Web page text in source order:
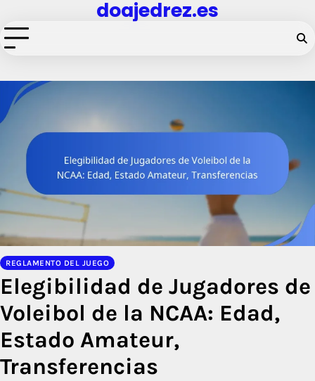
to
content
doajedrez.es
REGLAMENTO DEL JUEGO
Elegibilidad de Jugadores de
Voleibol de la NCAA: Edad,
Estado Amateur,
Transferencias